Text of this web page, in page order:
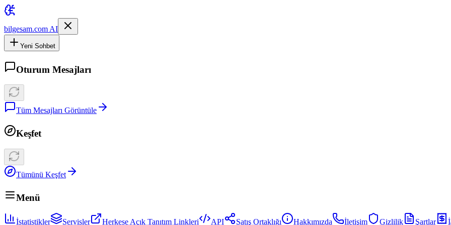
bilgesam.com AI
Yeni Sohbet
Oturum Mesajları
Tüm Mesajları Görüntüle
Keşfet
Tümünü Keşfet
Menü
İstatistikler Servisler Herkese Açık Tanıtım Linkleri API Satış Ortaklığı Hakkımızda İletişim Gizlilik Şartlar